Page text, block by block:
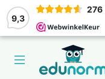
9,3
276